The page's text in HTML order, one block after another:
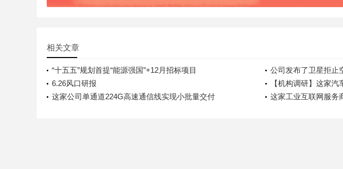
相关文章
“十五五”规划首提“能源强国”+12月招标项目
公司发布了卫星拒止
6.26风口研报
【机构调研】这家
这家公司单通道224G高速通信线实现小批量交付
这家工业互联网服务